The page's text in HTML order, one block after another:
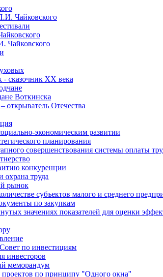
Чайковского
Чайковского
сказочник XX века
Воткинска
Отечества
экономическим развитии
планирования
совершенствования системы оплаты
конкуренции
охрана труда
рынок
субъектов малого и среднего
по закупкам
значениях показателей для оценки
по инвестициям
инвесторов
меморандум
по принципу "Oдного окна"